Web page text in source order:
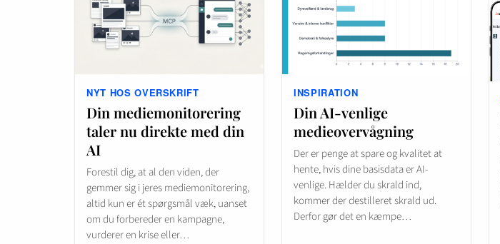
NYT HOS OVERSKRIFT
Din mediemonitorering
taler nu direkte med din
AI
Forestil dig, at al den viden, der
gemmer sig i jeres mediemonitorering,
altid kun er ét spørgsmål væk, uanset
om du forbereder en kampagne,
vurderer en krise eller…
INSPIRATION
Din AI-venlige
medieovervågning
Der er penge at spare og kvalitet at
hente, hvis dine basisdata er AI-
venlige. Hælder du skrald ind,
kommer der destilleret skrald ud.
Derfor gør det en kæmpe…